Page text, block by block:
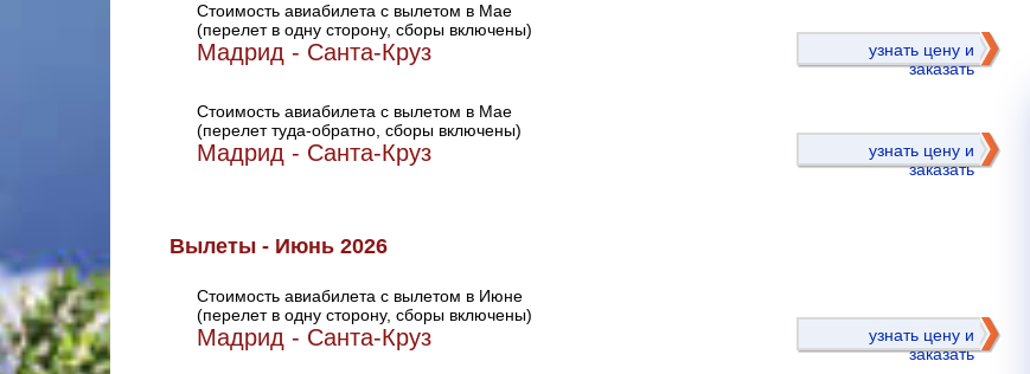
Стоимость авиабилета с вылетом в Мае
(перелет в одну сторону, сборы включены)
Мадрид - Санта-Круз
узнать цену и
заказать
Стоимость авиабилета с вылетом в Мае
(перелет туда-обратно, сборы включены)
Мадрид - Санта-Круз
узнать цену и
заказать
Вылеты - Июнь 2026
Стоимость авиабилета с вылетом в Июне
(перелет в одну сторону, сборы включены)
Мадрид - Санта-Круз
узнать цену и
заказать